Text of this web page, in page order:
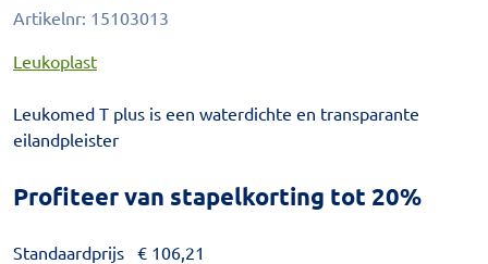
Artikelnr: 15103013
Leukoplast
Leukomed T plus is een waterdichte en transparante
eilandpleister
Profiteer van stapelkorting tot 20%
Standaardprijs € 106,21